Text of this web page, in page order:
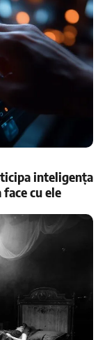
inteligența
cu ele